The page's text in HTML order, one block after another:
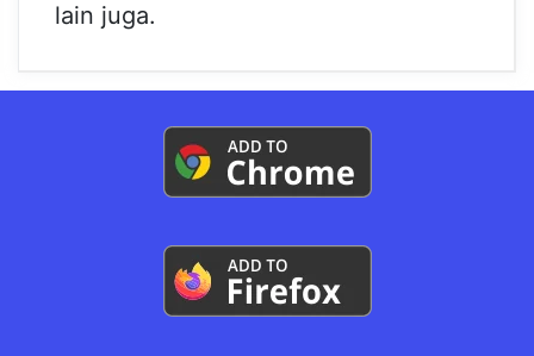
lain juga.